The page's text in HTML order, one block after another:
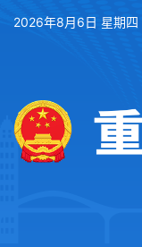
2026年8月6日 星期四